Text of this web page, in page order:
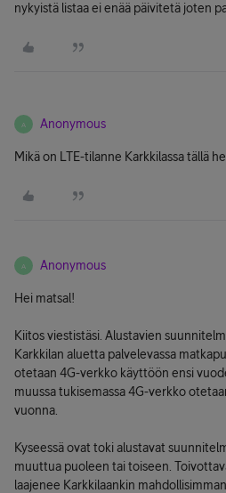
nykyistä listaa ei enää päivitetä joten
A Anonymous
Mikä on LTE-tilanne Karkkilassa tällä
A Anonymous
Hei matsal!
Kiitos viestistäsi. Alustavien
Karkkilan aluetta palvelevassa
otetaan 4G-verkko käyttöön ensi
muussa tukisemassa 4G-verkko
vuonna.
Kyseessä ovat toki alustavat
muuttua puoleen tai toiseen.
laajenee Karkkilaankin